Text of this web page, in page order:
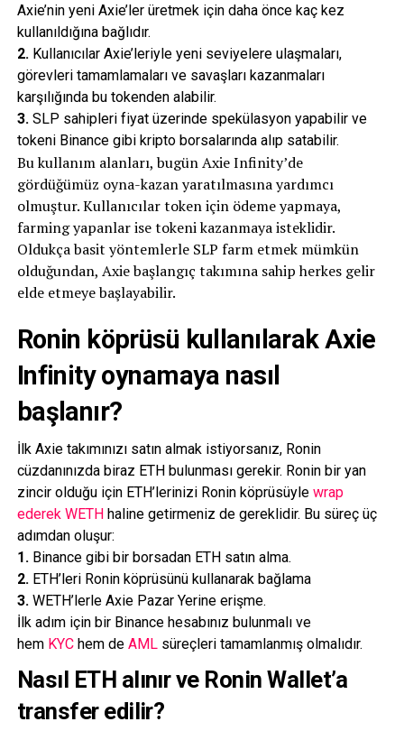
Axie’nin yeni Axie’ler üretmek için daha önce kaç kez
kullanıldığına bağlıdır.
2.Kullanıcılar Axie’leriyle yeni seviyelere ulaşmaları,
görevleri tamamlamaları ve savaşları kazanmaları
karşılığında bu tokenden alabilir.
3.SLP sahipleri fiyat üzerinde spekülasyon yapabilir ve
tokeni Binance gibi kripto borsalarında alıp satabilir.
Bu kullanım alanları, bugün Axie Infinity’de
gördüğümüz oyna-kazan yaratılmasına yardımcı
olmuştur. Kullanıcılar token için ödeme yapmaya,
farming yapanlar ise tokeni kazanmaya isteklidir.
Oldukça basit yöntemlerle SLP farm etmek mümkün
olduğundan, Axie başlangıç takımına sahip herkes gelir
elde etmeye başlayabilir.
Ronin köprüsü kullanılarak Axie
Infinity oynamaya nasıl
başlanır?
İlk Axie takımınızı satın almak istiyorsanız, Ronin
cüzdanınızda biraz ETH bulunması gerekir. Ronin bir yan
zincir olduğu için ETH’lerinizi Ronin köprüsüyle wrap
ederek WETHhaline getirmeniz de gereklidir. Bu süreç üç
adımdan oluşur:
1.Binance gibi bir borsadan ETH satın alma.
2.ETH’leri Ronin köprüsünü kullanarak bağlama
3.WETH’lerle Axie Pazar Yerine erişme.
İlk adım için bir Binance hesabınız bulunmalı ve
hem KYChem de AMLsüreçleri tamamlanmış olmalıdır.
Nasıl ETH alınır ve Ronin Wallet’a
transfer edilir?